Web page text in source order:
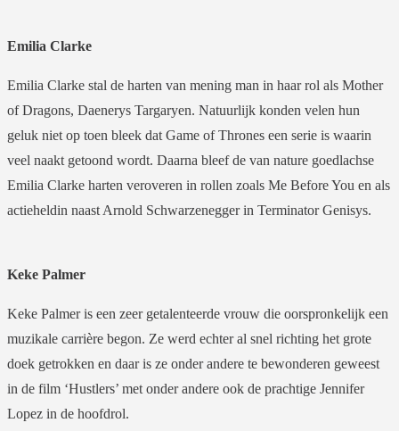
Emilia Clarke
Emilia Clarke stal de harten van mening man in haar rol als Mother
of Dragons, Daenerys Targaryen. Natuurlijk konden velen hun
geluk niet op toen bleek dat Game of Thrones een serie is waarin
veel naakt getoond wordt. Daarna bleef de van nature goedlachse
Emilia Clarke harten veroveren in rollen zoals Me Before You en als
actieheldin naast Arnold Schwarzenegger in Terminator Genisys.
Keke Palmer
Keke Palmer is een zeer getalenteerde vrouw die oorspronkelijk een
muzikale carrière begon. Ze werd echter al snel richting het grote
doek getrokken en daar is ze onder andere te bewonderen geweest
in de film ‘Hustlers’ met onder andere ook de prachtige Jennifer
Lopez in de hoofdrol.